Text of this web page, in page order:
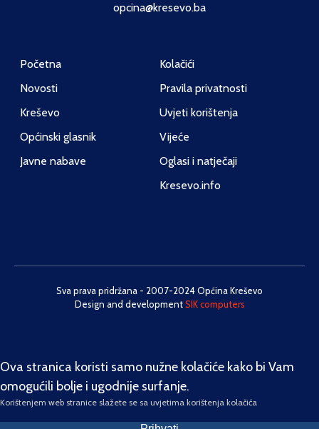
opcina@kresevo.ba
Početna
Novosti
Kreševo
Općinski glasnik
Javne nabave
Kolačići
Pravila privatnosti
Uvjeti korištenja
Vijeće
Oglasi i natječaji
Kresevo.info
Sva prava pridržana - 2007-2024 Općina Kreševo
Design and developmentSIK computers
Ova stranica koristi samo nužne kolačiće kako bi Vam
omogućili bolje i ugodnije surfanje.
Korištenjem web stranice slažete se sa uvjetima korištenja kolačića